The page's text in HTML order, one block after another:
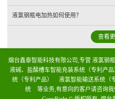
液氯钢瓶电加热如何使用？
查看
烟台鑫泰智能科技有限公司,专营 液氯钢
液碱、盐酸槽车智能充装系统（专利产品
统（专利产品）
液氯智能输送系统（
统
等业务,有意向的客户请咨询我